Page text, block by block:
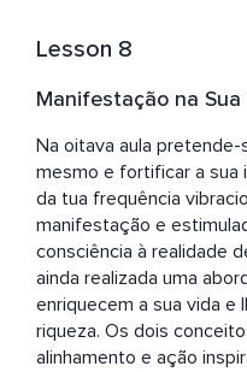
Lesson 8
Manifestação na
Na oitava aula
mesmo e fortificar a sua
da tua frequência
manifestação e
consciência à realidade
ainda realizada uma
enriquecem a sua vida e
riqueza. Os dois
alinhamento e ação